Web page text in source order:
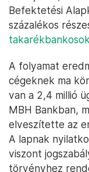
Befektetési
százalékos
A folyamat
cégeknek ma
van a 2,4 millió
MBH Bankban,
elveszítette az
A lapnak
viszont
törvényhez